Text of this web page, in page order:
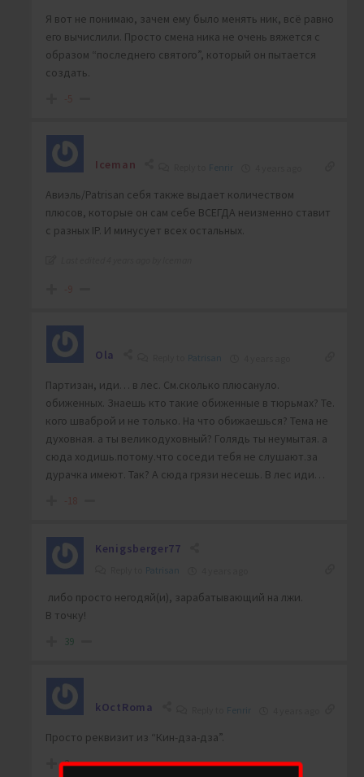
Я вот не понимаю, зачем ему было менять ник, всё равно
его вычислили. Просто смена ника не очень вяжется с
образом “последнего святого”, который он пытается
создать.
-5
Iceman Fenrir
Авиэль/Patrisan себя также выдает количеством
плюсов, которые он сам себе ВСЕГДА неизменно ставит
с разных IP. И минусует всех остальных.
-9
Ola Patrisan
Партизан, иди… в лес. См.сколько плюсануло.
обиженных. Знаешь кто такие обиженные в тюрьмах? Те.
кого шваброй и не только. На что обижаешься? Тема не
духовная. а ты великодуховный? Голядь ты неумытая. а
сюда ходишь.потому.что соседи тебя не слушают.за
дурачка имеют. Так? А сюда грязи несешь. В лес иди…
-18
Kenigsberger77
Patrisan
либо просто негодяй(и), зарабатывающий на лжи.
В точку!
39
kOctRoma Fenrir
Просто реквизит из “Кин-дза-дза”.
2